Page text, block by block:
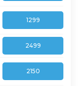
1299
2499
2150